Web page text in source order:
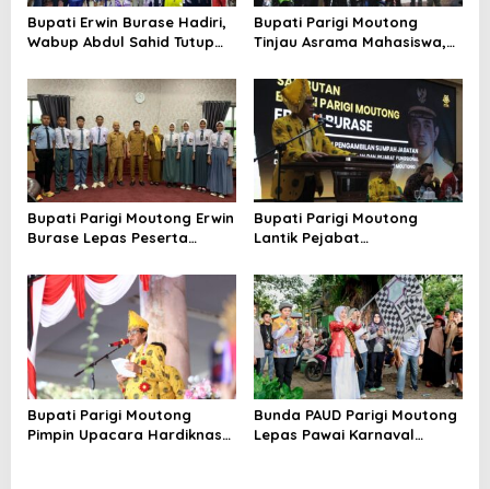
Bupati Erwin Burase Hadiri,
Wabup Abdul Sahid Tutup
Piala Bergilir 2026
Bupati Parigi Moutong
Tinjau Asrama Mahasiswa,
Fasilitas Asrama
Bupati Parigi Moutong Erwin
Burase Lepas Peserta
Provinsi
Bupati Parigi Moutong
Lantik Pejabat
Sekolah dan Pejabat
Fungsional
Bupati Parigi Moutong
Pimpin Upacara Hardiknas
Bunda PAUD Parigi Moutong
Lepas Pawai Karnaval